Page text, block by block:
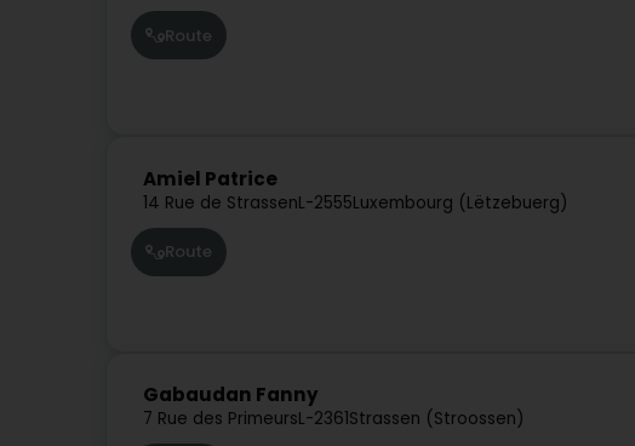
Route
Amiel Patrice
14 Rue de StrassenL-2555Luxembourg (Lëtzebuerg)
Route
Gabaudan Fanny
7 Rue des PrimeursL-2361Strassen (Stroossen)